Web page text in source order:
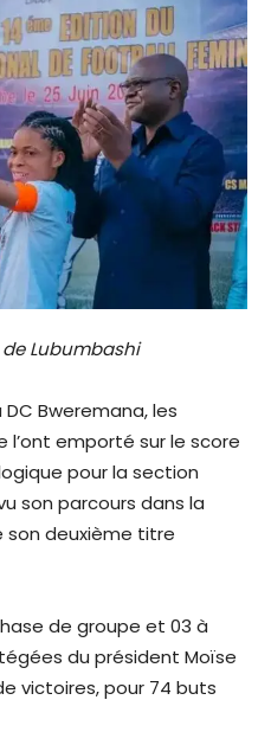
Lubumbashi
Bweremana, les
emporté sur le score
pour la section
son parcours dans la
deuxième titre
de groupe et 03 à
du président Moïse
victoires, pour 74 buts